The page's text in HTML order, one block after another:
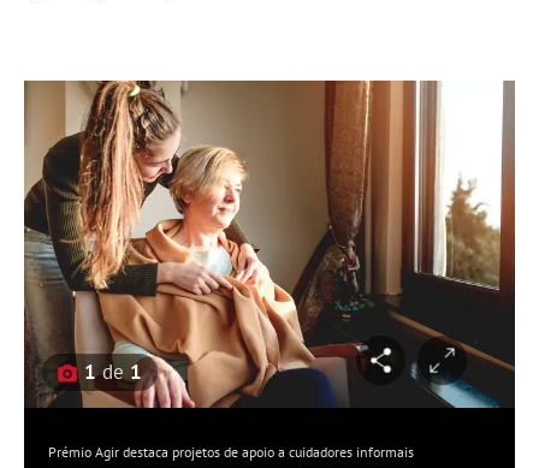
1de 1
Prémio Agir destaca projetos de apoio a cuidadores informais